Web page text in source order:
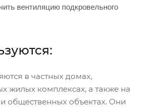
вентиляцию подкровельного
в частных домах,
жилых комплексах, а также на
общественных объектах. Они